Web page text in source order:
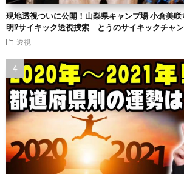
現地透視ついに公開！山梨県キャンプ場 小倉美
明⁉︎サイキック透視捜索 とうのサイキックチャ
透視